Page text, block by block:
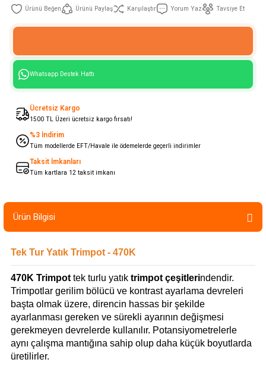
Ürünü Paylaş Karşılaştır Yorum Yaz Tavsiye Et
Whatsapp Destek Hattı
Ücretsiz Kargo
1500 TL Üzeri ücretsiz kargo fırsatı!
%3 İndirim
Tüm modellerde EFT/Havale ile ödemelerde geçerli indirimler
Taksit İmkanları
Tüm kartlara 12 taksit imkanı
Ürün Bilgisi
Tek Tur Yatık Trimpot - 470K
470K Trimpot tek turlu yatık trimpot çeşitlerindendir.
Trimpotlar gerilim bölücü ve kontrast ayarlama devreleri
başta olmak üzere, direncin hassas bir şekilde
ayarlanması gereken ve sürekli ayarının değişmesi
gerekmeyen devrelerde kullanılır. Potansiyometrelerle
aynı çalışma mantığına sahip olup daha küçük boyutlarda
üretilirler.